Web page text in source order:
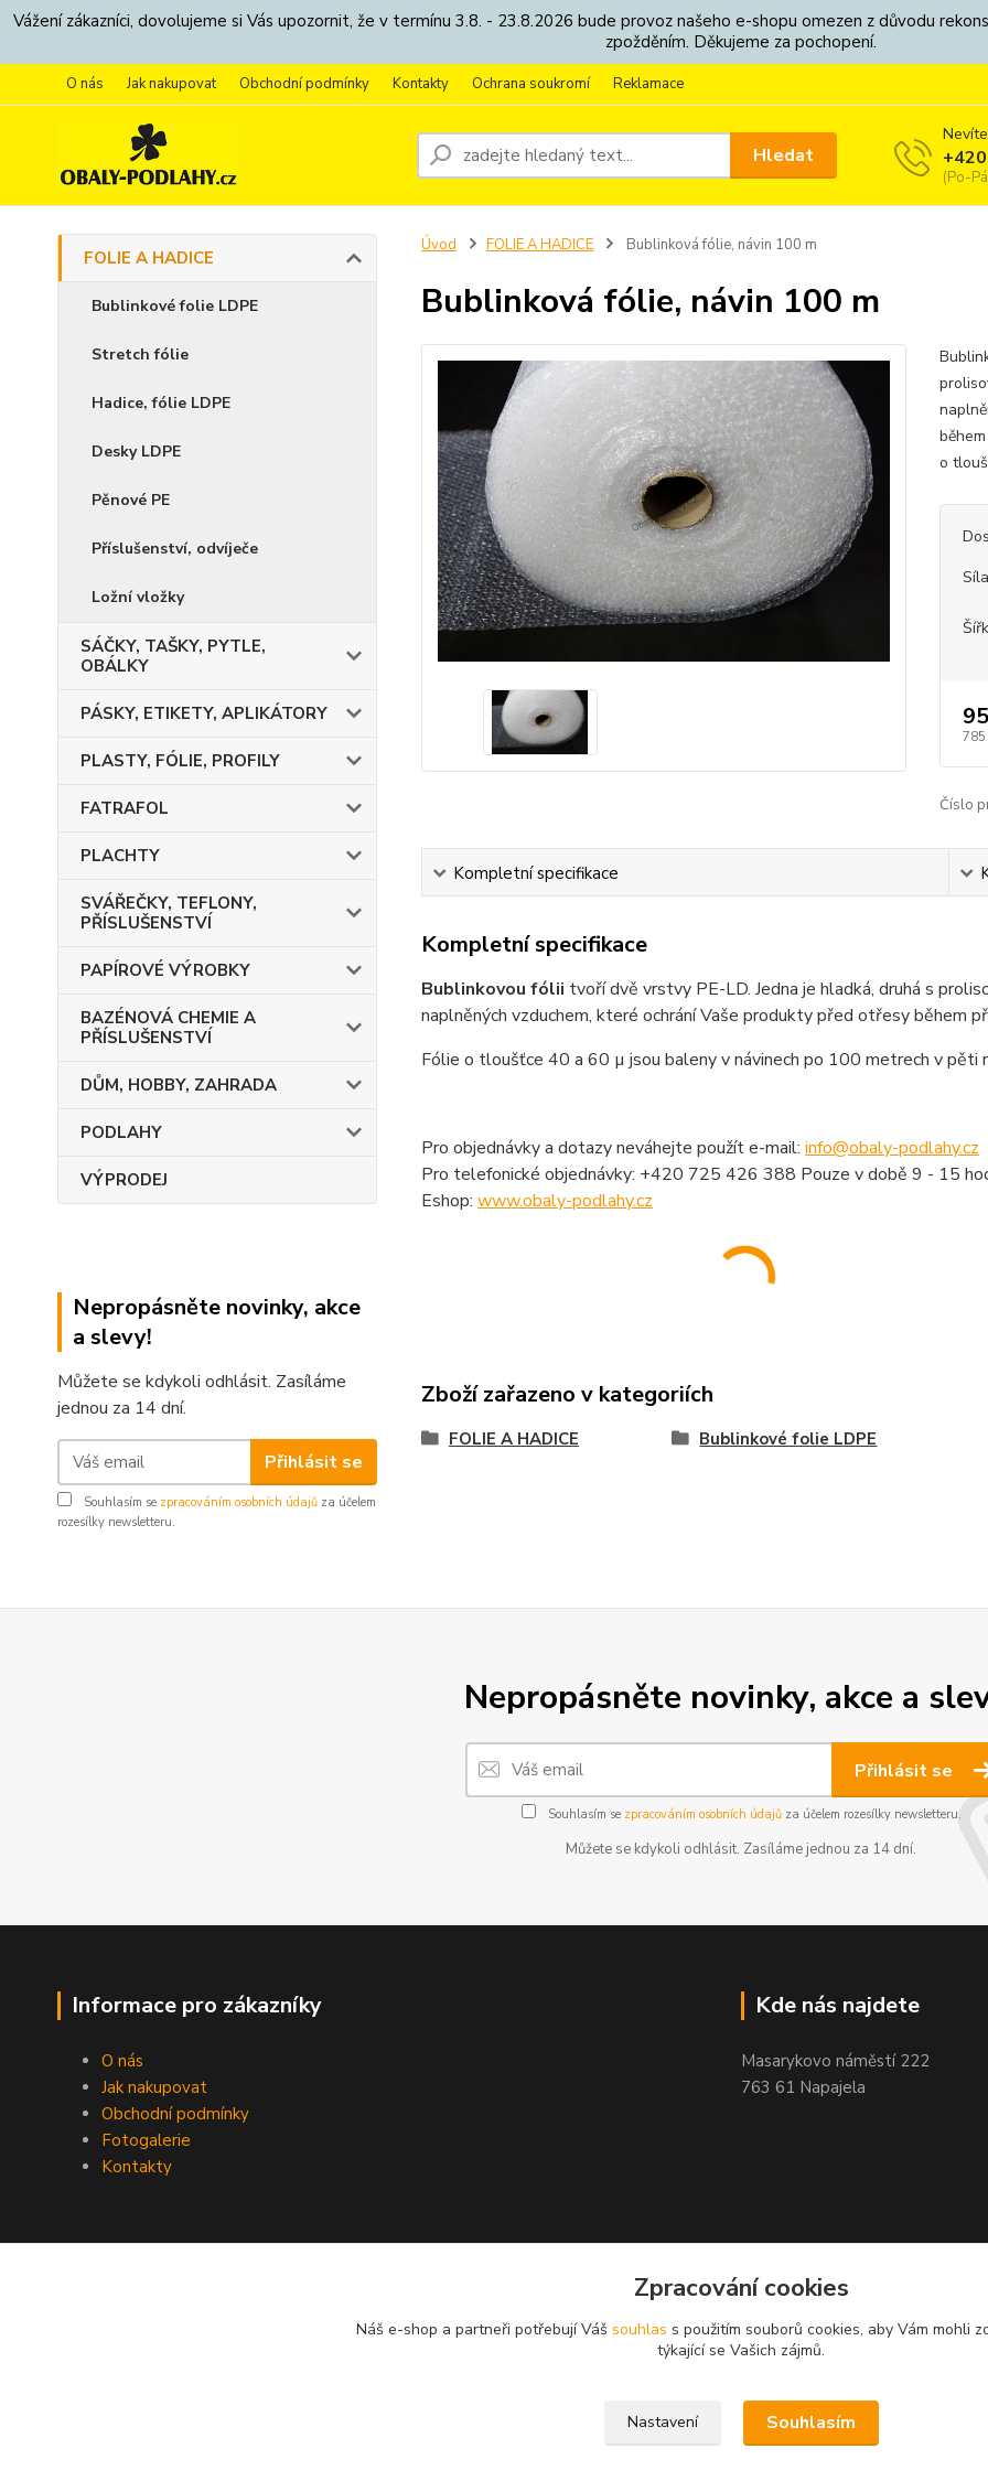
Vážení zákazníci, dovolujeme si Vás upozornit, že v termínu 3.8. - 23.8.2026 bude provoz našeho e-shopu omezen z důvodu
zpožděním. Děkujeme za pochopení.
O nás Jak nakupovat Obchodní podmínky Kontakty Ochrana soukromí Reklamace
Hledat
(Po-
FOLIE A HADICE
Bublinkové folie LDPE
Stretch fólie
Hadice, fólie LDPE
Desky LDPE
Pěnové PE
Příslušenství, odvíječe
Ložní vložky
SÁČKY, TAŠKY, PYTLE,
OBÁLKY
PÁSKY, ETIKETY, APLIKÁTORY
PLASTY, FÓLIE, PROFILY
FATRAFOL
PLACHTY
SVÁŘEČKY, TEFLONY,
PŘÍSLUŠENSTVÍ
PAPÍROVÉ VÝROBKY
BAZÉNOVÁ CHEMIE A
PŘÍSLUŠENSTVÍ
DŮM, HOBBY, ZAHRADA
PODLAHY
VÝPRODEJ
Nepropásněte novinky, akce
a slevy!
Můžete se kdykoli odhlásit. Zasíláme
jednou za 14 dní.
Přihlásit se
Souhlasím se zpracováním osobních údajů za účelem
rozesílky newsletteru.
Úvod FOLIE A HADICE Bublinková fólie, návin 100 m
Bublinková fólie, návin 100 m
o
785
Číslo
Kompletní specifikace
Kompletní specifikace
Bublinkovou fólii tvoří dvě vrstvy PE-LD. Jedna je hladká, druhá s
naplněných vzduchem, které ochrání Vaše produkty před otřesy během
Fólie o tloušťce 40 a 60 µ jsou baleny v návinech po 100 metrech v pěti
Pro objednávky a dotazy neváhejte použít e-mail: info@obaly-podlahy.cz
Pro telefonické objednávky: +420 725 426 388 Pouze v době 9 - 15
Eshop: www.obaly-podlahy.cz
Zboží zařazeno v kategoriích
FOLIE A HADICE Bublinkové folie LDPE
Nepropásněte novinky, akce a
Přihlásit se
Souhlasím se zpracováním osobních údajůza účelem rozesílky newsletteru.
Můžete se kdykoli odhlásit. Zasíláme jednou za 14 dní.
Informace pro zákazníky
O nás
Jak nakupovat
Obchodní podmínky
Fotogalerie
Kontakty
Kde nás najdete
Masarykovo náměstí 222
763 61 Napajela
Zpracování cookies
Náš e-shop a partneři potřebují Váš souhlas s použitím souborů cookies, aby Vám mohli
týkající se Vašich zájmů.
Nastavení Souhlasím